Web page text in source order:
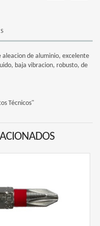
de aluminio, excelente
baja vibracion, robusto, de
Técnicos"